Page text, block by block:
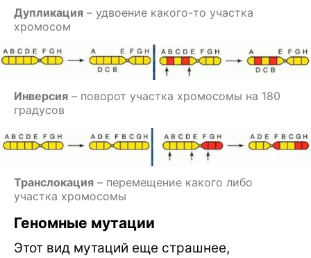
Дупликация – удвоение какого-то участка
хромосом
Инверсия – поворот участка хромосомы на 180
градусов
Транслокация – перемещение какого либо
участка хромосомы
Геномные мутации
Этот вид мутаций еще страшнее,